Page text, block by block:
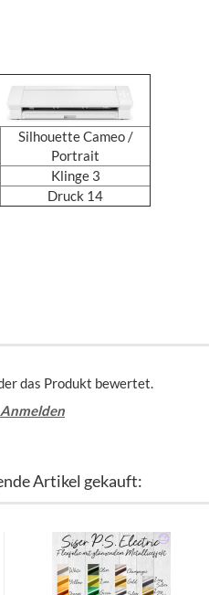
Silhouette Cameo /
Portrait
Klinge 3
Druck 14
das Produkt bewertet.
Anmelden
Artikel gekauft: